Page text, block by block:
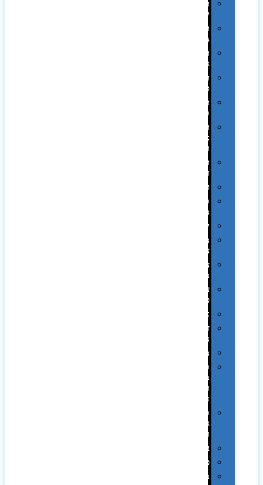
תיקים
לכנסים
תיקי
Swiss
תיקי
תיקי
טיולים
תיקי
ספורט
תיקי
ומכתביות
תערוכות
וכנסים
רמקולים
סוכריות
ממותגות
יודאיקה
מארזי
עטים
עטי
מתכת
עטי
פלסטיק
אוזניות
זכרונות
ניידים
מפצלים
סביבת
מחשב
וציוד
היקפי
סוללות
גיבוי
ומטענים
ביגוד
כובעים
מגבות